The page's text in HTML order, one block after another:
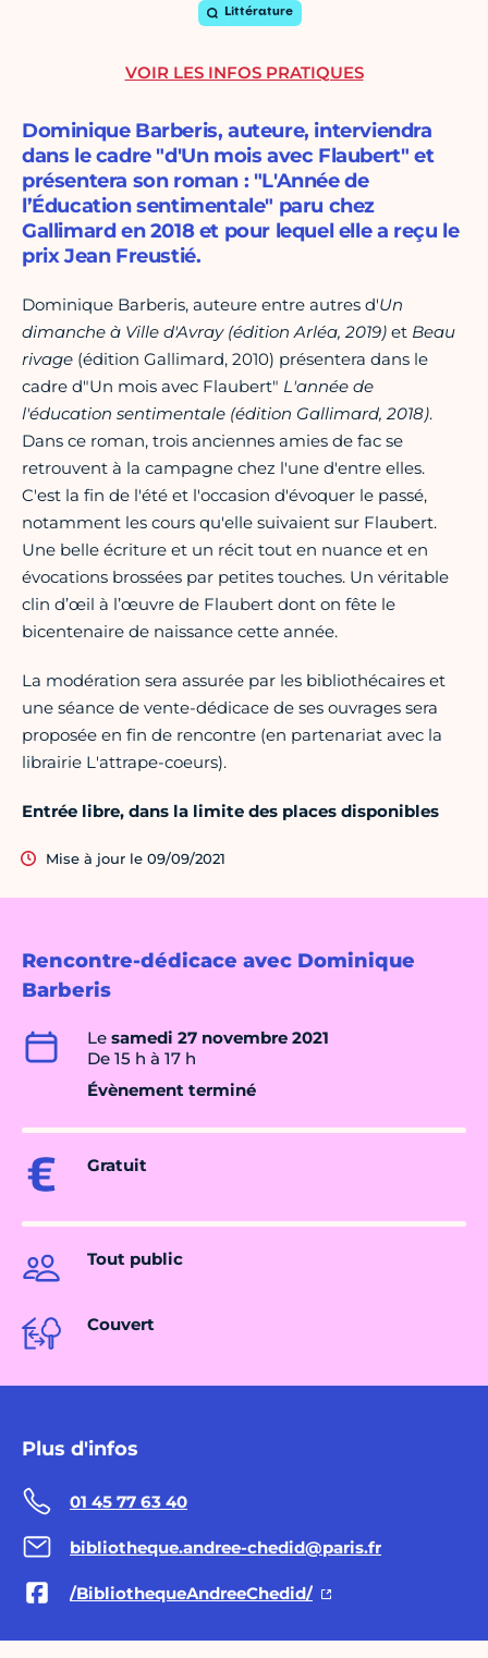
Littérature
Rencontre-dédicace avec Dominique
Barberis
Le samedi 27 novembre 2021
De 15 h à 17 h
Évènement terminé
Gratuit
Tout public
Couvert
Plus d'infos
01 45 77 63 40
bibliotheque.andree-chedid@paris.fr
/BibliothequeAndreeChedid/
Dominique Barberis, auteure, interviendra
dans le cadre "d'Un mois avec Flaubert" et
présentera son roman : "L'Année de
l’Éducation sentimentale" paru chez
Gallimard en 2018 et pour lequel elle a reçu le
prix Jean Freustié.
Dominique Barberis, auteure entre autres d'Un
dimanche à Ville d'Avray (édition Arléa, 2019) et Beau
rivage (édition Gallimard, 2010) présentera dans le
cadre d"Un mois avec Flaubert" L'année de
l'éducation sentimentale (édition Gallimard, 2018).
Dans ce roman, trois anciennes amies de fac se
retrouvent à la campagne chez l'une d'entre elles.
C'est la fin de l'été et l'occasion d'évoquer le passé,
notamment les cours qu'elle suivaient sur Flaubert.
Une belle écriture et un récit tout en nuance et en
évocations brossées par petites touches. Un véritable
clin d’œil à l’œuvre de Flaubert dont on fête le
bicentenaire de naissance cette année.
La modération sera assurée par les bibliothécaires et
une séance de vente-dédicace de ses ouvrages sera
proposée en fin de rencontre (en partenariat avec la
librairie L'attrape-coeurs).
Entrée libre, dans la limite des places disponibles
Mise à jour le 09/09/2021
VOIR LES INFOS PRATIQUES